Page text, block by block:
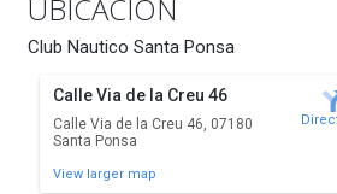
UBICACIÓN
Club Nautico Santa Ponsa
Calle Via de la Creu 46
Calle Via de la Creu 46, 07180
Santa Ponsa
View larger map